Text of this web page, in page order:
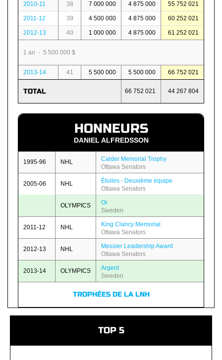
2010-11 38 7 000 000 4 875 000 55 752 021
2011-12 39 4 500 000 4 875 000 60 252 021
2012-13 40 1 000 000 4 875 000 61 252 021
1 an · 5 500 000 $
2013-14 41 5 500 000 5 500 000 66 752 021
TOTAL 66 752 021 44 267 804
HONNEURS
DANIEL ALFREDSSON
1995-96 NHL
Calder Memorial Trophy
Ottawa Senators
2005-06 NHL
Étoiles - Deuxième équipe
Ottawa Senators
OLYMPICS
Or
Sweden
2011-12 NHL
King Clancy Memorial
Ottawa Senators
2012-13 NHL
Messier Leadership Award
Ottawa Senators
2013-14 OLYMPICS
Argent
Sweden
TROPHÉES DE LA LNH
TOP 5